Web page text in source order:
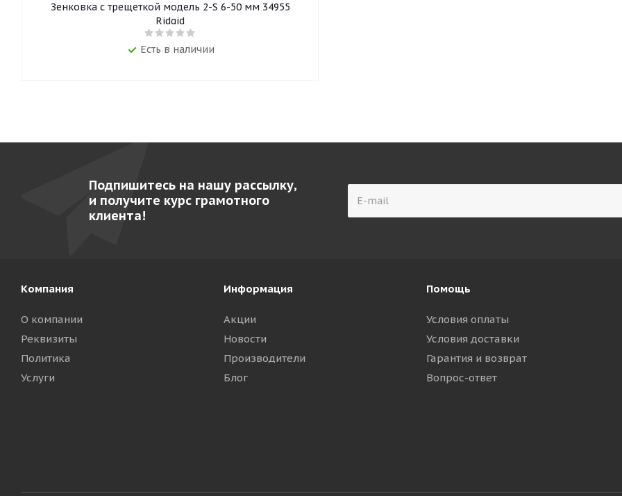
Зенковка с трещеткой модель 2-S 6-50 мм 34955
Ridgid
Есть в наличии
Подпишитесь на нашу рассылку,
и получите курс грамотного
клиента!
Компания
О компании
Реквизиты
Политика
Услуги
Информация
Акции
Новости
Производители
Блог
Помощь
Условия оплаты
Условия доставки
Гарантия и возврат
Вопрос-ответ